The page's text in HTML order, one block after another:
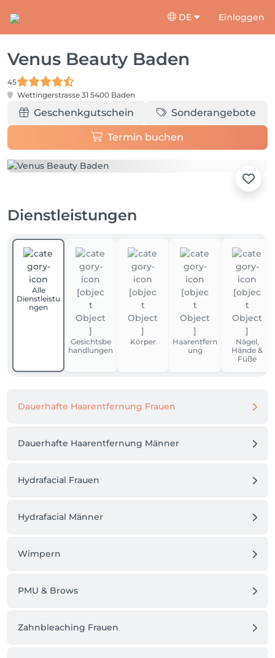
DE Einloggen
Venus Beauty Baden
45
Wettingerstrasse 31 5400 Baden
Geschenkgutschein Sonderangebote
Termin buchen
Dienstleistungen
Alle
Dienstleistu
ngen
Gesichtsbe
handlungen
Körper
Haarentfern
ung
Nägel,
Hände &
Füße
Dauerhafte Haarentfernung Frauen
Dauerhafte Haarentfernung Männer
Hydrafacial Frauen
Hydrafacial Männer
Wimpern
PMU & Brows
Zahnbleaching Frauen